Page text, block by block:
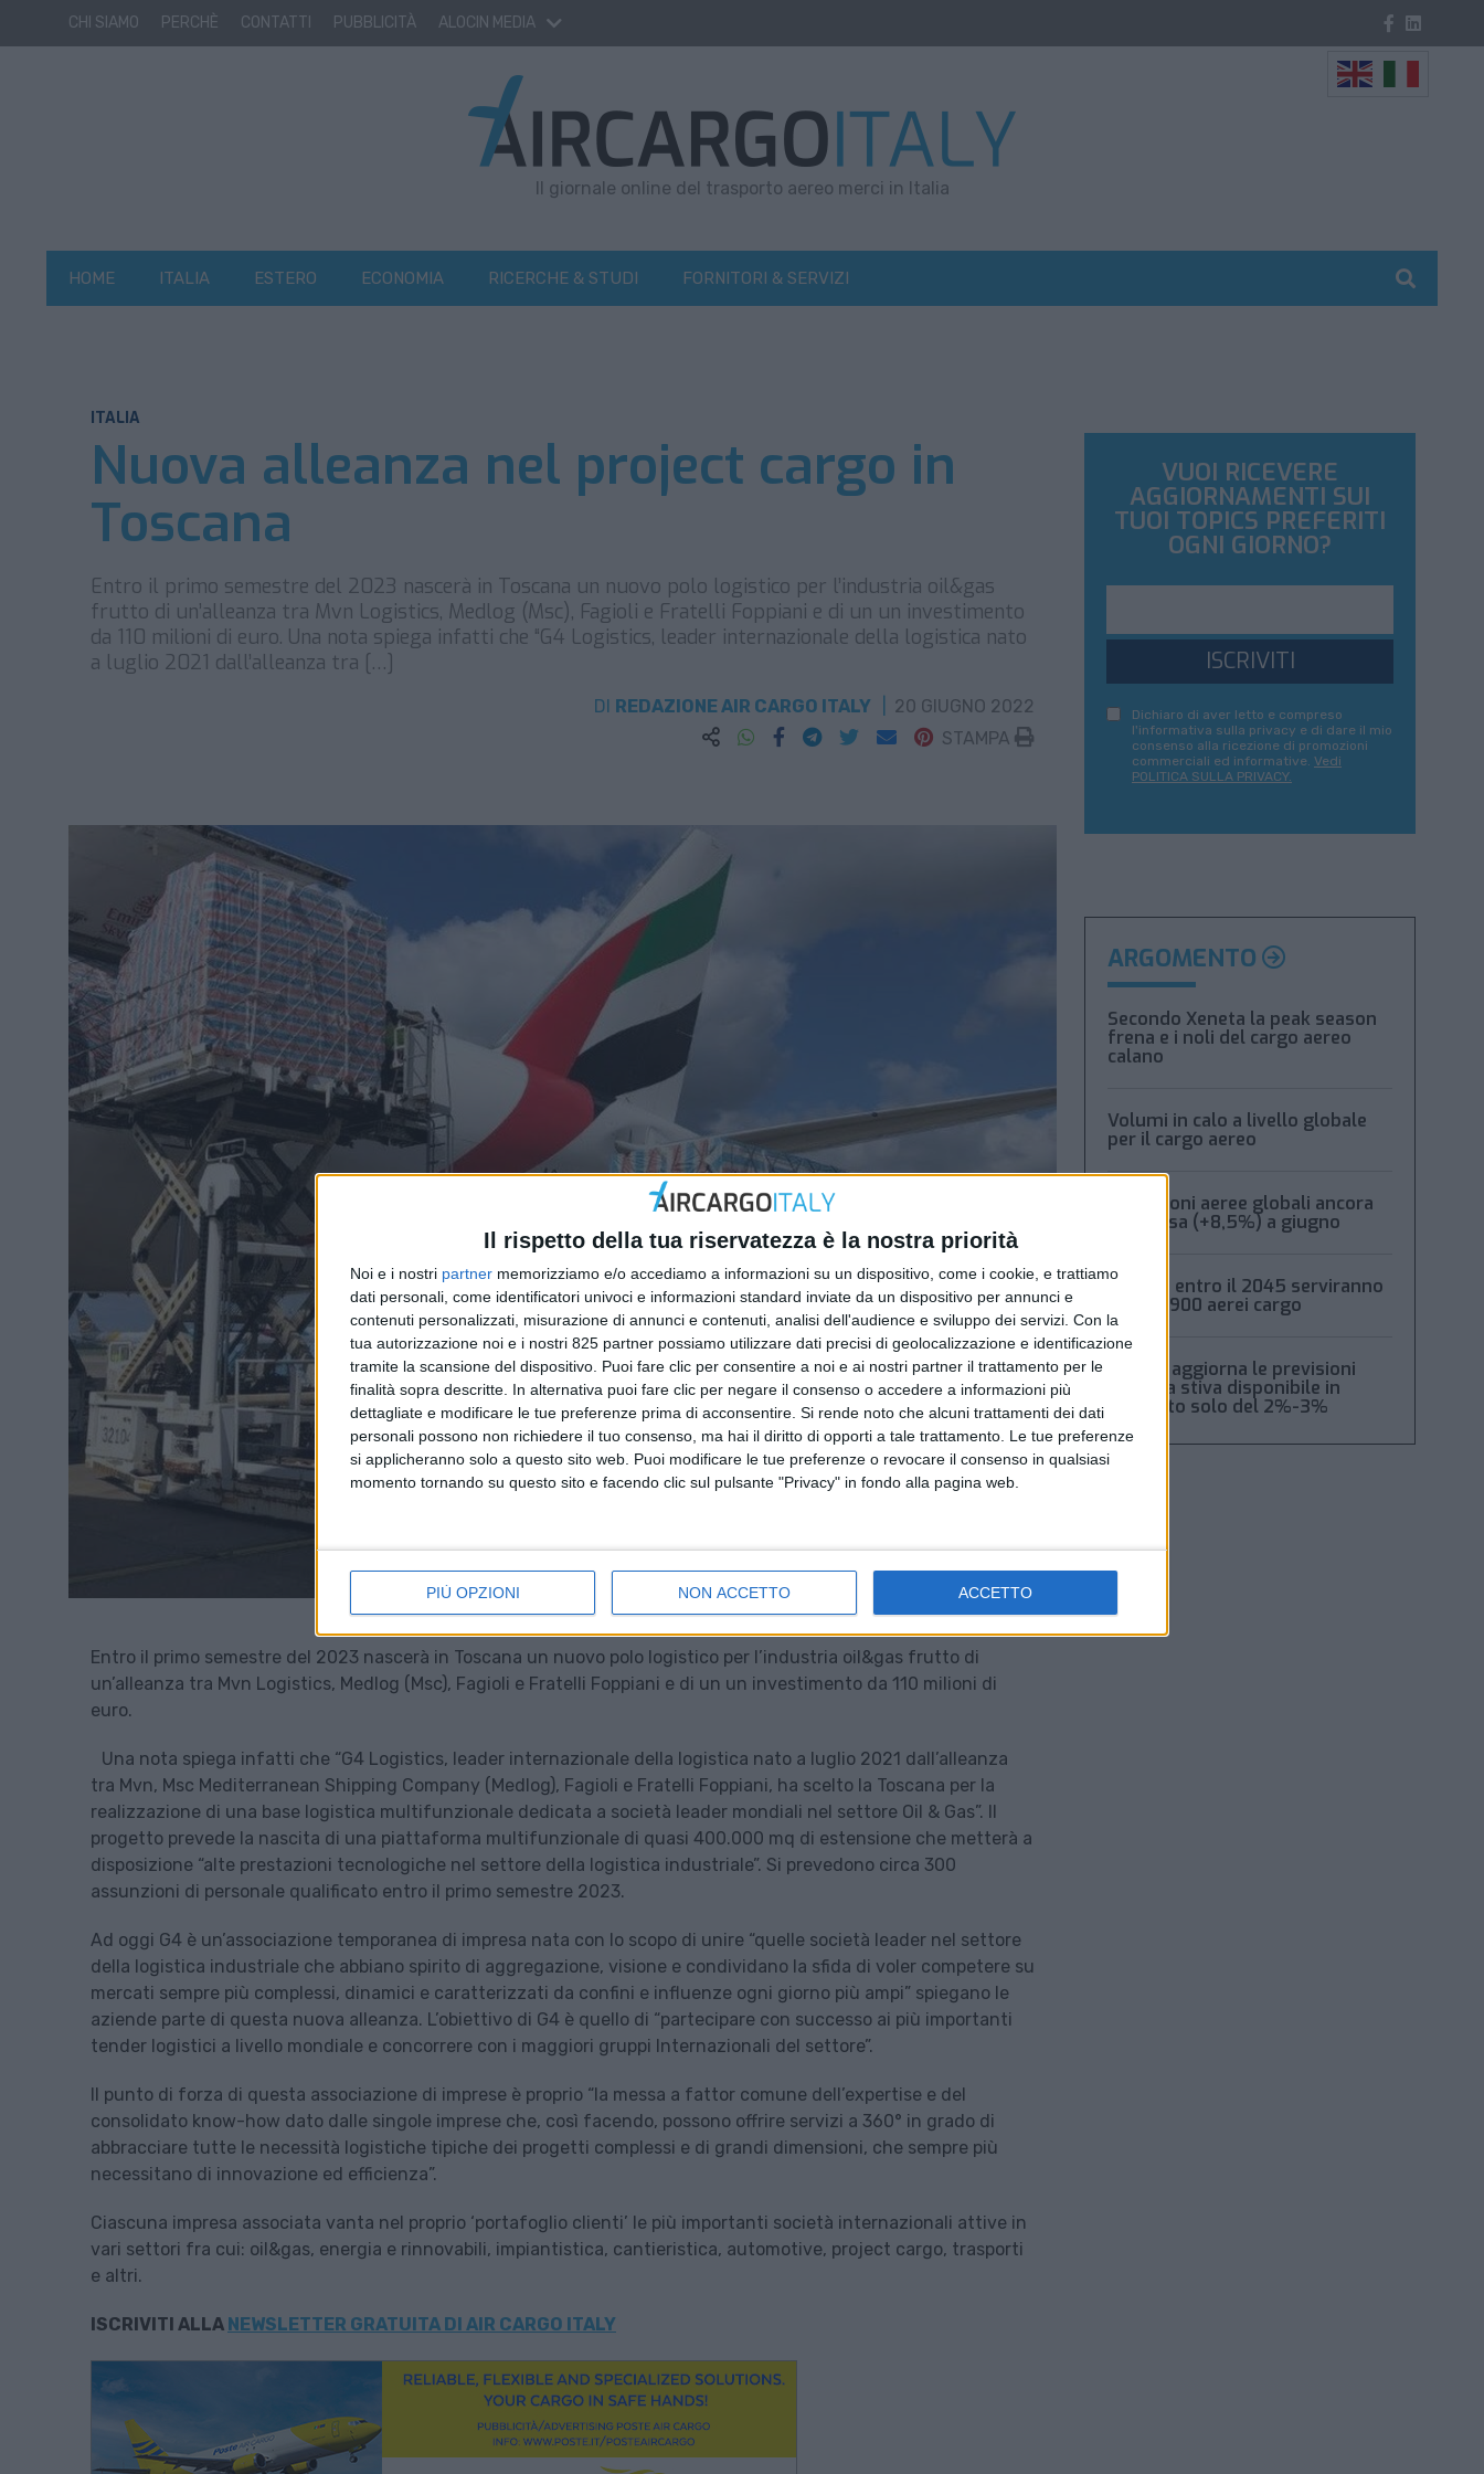
Il rispetto della tua riservatezza è la nostra priorità
Noi e i nostri partner memorizziamo e/o accediamo a informazioni su un dispositivo, come i cookie, e trattiamo
dati personali, come identificatori univoci e informazioni standard inviate da un dispositivo per annunci e
contenuti personalizzati, misurazione di annunci e contenuti, analisi dell'audience e sviluppo dei servizi. Con la
tua autorizzazione noi e i nostri 825 partner possiamo utilizzare dati precisi di geolocalizzazione e identificazione
tramite la scansione del dispositivo. Puoi fare clic per consentire a noi e ai nostri partner il trattamento per le
finalità sopra descritte. In alternativa puoi fare clic per negare il consenso o accedere a informazioni più
dettagliate e modificare le tue preferenze prima di acconsentire. Si rende noto che alcuni trattamenti dei dati
personali possono non richiedere il tuo consenso, ma hai il diritto di opporti a tale trattamento. Le tue preferenze
si applicheranno solo a questo sito web. Puoi modificare le tue preferenze o revocare il consenso in qualsiasi
momento tornando su questo sito e facendo clic sul pulsante "Privacy" in fondo alla pagina web.
PIÙ OPZIONI NON ACCETTO ACCETTO
CHI SIAMO PERCHÈ CONTATTI PUBBLICITÀ ALOCIN MEDIA
Il giornale online del trasporto aereo merci in Italia
HOME ITALIA ESTERO ECONOMIA RICERCHE & STUDI FORNITORI & SERVIZI
ITALIA
Nuova alleanza nel project cargo in
Toscana
Entro il primo semestre del 2023 nascerà in Toscana un nuovo polo logistico per l’industria oil&gas
frutto di un’alleanza tra Mvn Logistics, Medlog (Msc), Fagioli e Fratelli Foppiani e di un un investimento
da 110 milioni di euro. Una nota spiega infatti che “G4 Logistics, leader internazionale della logistica nato
a luglio 2021 dall’alleanza tra […]
DI REDAZIONE AIR CARGO ITALY
20 GIUGNO 2022
STAMPA
Entro il primo semestre del 2023 nascerà in Toscana un nuovo polo logistico per l’industria oil&gas frutto di
un’alleanza tra Mvn Logistics, Medlog (Msc), Fagioli e Fratelli Foppiani e di un un investimento da 110 milioni di
euro.
Una nota spiega infatti che “G4 Logistics, leader internazionale della logistica nato a luglio 2021 dall’alleanza
tra Mvn, Msc Mediterranean Shipping Company (Medlog), Fagioli e Fratelli Foppiani, ha scelto la Toscana per la
realizzazione di una base logistica multifunzionale dedicata a società leader mondiali nel settore Oil & Gas”. Il
progetto prevede la nascita di una piattaforma multifunzionale di quasi 400.000 mq di estensione che metterà a
disposizione “alte prestazioni tecnologiche nel settore della logistica industriale”. Si prevedono circa 300
assunzioni di personale qualificato entro il primo semestre 2023.
Ad oggi G4 è un’associazione temporanea di impresa nata con lo scopo di unire “quelle società leader nel settore
della logistica industriale che abbiano spirito di aggregazione, visione e condividano la sfida di voler competere su
mercati sempre più complessi, dinamici e caratterizzati da confini e influenze ogni giorno più ampi” spiegano le
aziende parte di questa nuova alleanza. L’obiettivo di G4 è quello di “partecipare con successo ai più importanti
tender logistici a livello mondiale e concorrere con i maggiori gruppi Internazionali del settore”.
Il punto di forza di questa associazione di imprese è proprio “la messa a fattor comune dell’expertise e del
consolidato know-how dato dalle singole imprese che, così facendo, possono offrire servizi a 360° in grado di
abbracciare tutte le necessità logistiche tipiche dei progetti complessi e di grandi dimensioni, che sempre più
necessitano di innovazione ed efficienza”.
Ciascuna impresa associata vanta nel proprio ‘portafoglio clienti’ le più importanti società internazionali attive in
vari settori fra cui: oil&gas, energia e rinnovabili, impiantistica, cantieristica, automotive, project cargo, trasporti
e altri.
ISCRIVITI ALLA NEWSLETTER GRATUITA DI AIR CARGO ITALY
VUOI RICEVERE
AGGIORNAMENTI SUI
TUOI TOPICS PREFERITI
OGNI GIORNO?
ISCRIVITI
Dichiaro di aver letto e compreso
l'informativa sulla privacy e di dare il mio
consenso alla ricezione di promozioni
commerciali ed informative. Vedi
POLITICA SULLA PRIVACY.
ARGOMENTO
Secondo Xeneta la peak season
frena e i noli del cargo aereo
calano
Volumi in calo a livello globale
per il cargo aereo
Spedizioni aeree globali ancora
in ripresa (+8,5%) a giugno
Boeing: entro il 2045 serviranno
oltre 2.900 aerei cargo
Xeneta aggiorna le previsioni
2026: la stiva disponibile in
aumento solo del 2%-3%